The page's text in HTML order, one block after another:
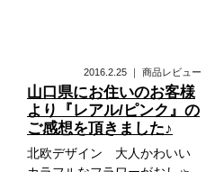
2016.2.25 ｜ 商品レビュー
山口県にお住いのお客様
より『レアル/ピンク』の
ご感想を頂きました♪
北欧デザイン 大人かわいい